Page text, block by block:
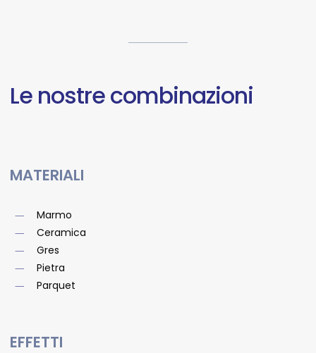
Le nostrecombinazioni
MATERIALI
Marmo
Ceramica
Gres
Pietra
Parquet
EFFETTI